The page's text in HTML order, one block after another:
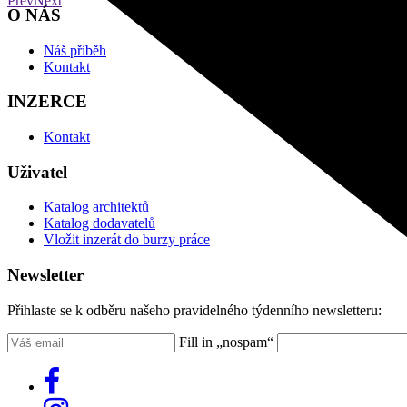
O NÁS
Náš příběh
Kontakt
INZERCE
Kontakt
Uživatel
Katalog architektů
Katalog dodavatelů
Vložit inzerát do burzy práce
Newsletter
Přihlaste se k odběru našeho pravidelného týdenního newsletteru:
Fill in „nospam“